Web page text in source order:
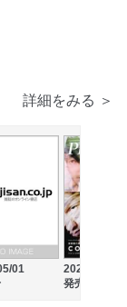
詳細をみる ＞
01
2026/04/01
発売号